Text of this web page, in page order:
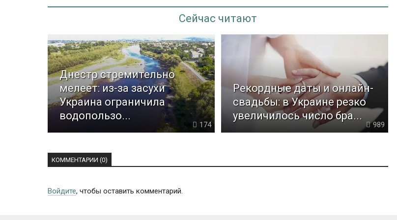
Сейчас читают
Днестр стремительно
мелеет: из-за засухи
Украина ограничила
водопользо...
174
Рекордные даты и онлайн-
свадьбы: в Украине резко
увеличилось число бра...
989
КОММЕНТАРИИ (0)
Войдите, чтобы оставить комментарий.